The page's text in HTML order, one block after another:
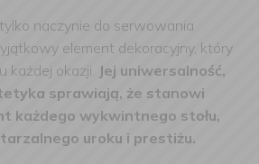
naczynie do serwowania
element dekoracyjny, który
każdej okazji. Jej uniwersalność,
sprawiają, że stanowi
każdego wykwintnego stołu,
uroku i prestiżu.